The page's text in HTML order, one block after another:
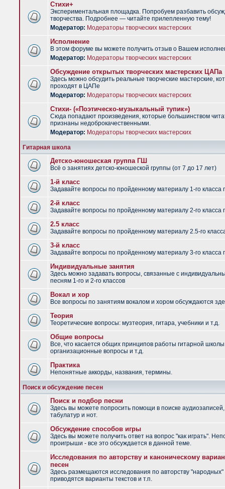
Стихи+
Экспериментальная площадка. Попробуем разбавить
творчества. Подробнее — читайте прилепленную тему!
Модератор: Модераторы творческих мастерских
Исполнение
В этом форуме вы можете получить отзыв о Вашем
Модератор: Модераторы творческих мастерских
Обсуждение открытых творческих мастерских ЦАПа
Здесь можно обсудить реальные творческие мастерские,
проходят в ЦАПе
Модератор: Модераторы творческих мастерских
Стихи- («Поэтическо-музыкальный тупик»)
Сюда попадают произведения, которые большинством
признаны недоброкачественными.
Модератор: Модераторы творческих мастерских
Гитарная школа
Детско-юношеская группа ГШ
Всё о занятиях детско-юношеской группы (от 7 до 17 лет)
1-й класс
Задавайте вопросы по пройденному материалу 1-го класса
2-й класс
Задавайте вопросы по пройденному материалу 2-го класса
2.5 класс
Задавайте вопросы по пройденному материалу 2.5-го
3-й класс
Задавайте вопросы по пройденному материалу 3-го класса
Индивидуальные занятия
Здесь можно задавать вопросы, связанные с
песням 1-го и 2-го классов
Вокал и хор
Все вопросы по занятиям вокалом и хором обсуждаются
Теория
Теоретические вопросы: музтеория, гитара, учебники и т.д.
Общие вопросы
Все, что касается общих принципов работы гитарной
организационные вопросы и т.д.
Практика
Непонятные аккорды, названия, термины.
Поиск и обсуждение песен
Поиск и подбор песни
Здесь вы можете попросить помощи в поиске аудиозаписей,
табулатур и нот.
Обсуждение способов игры
Здесь вы можете получить ответ на вопрос "как играть".
проигрыши - все это обсуждается в данной теме.
Исследования по авторству и каноническому
песен
Здесь размещаются исследования по авторству "народных"
приводятся варианты текстов и т.п.